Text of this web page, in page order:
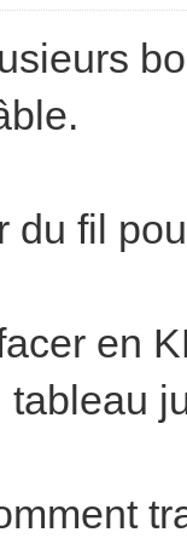
du fil
en